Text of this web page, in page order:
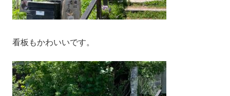
看板もかわいいです。